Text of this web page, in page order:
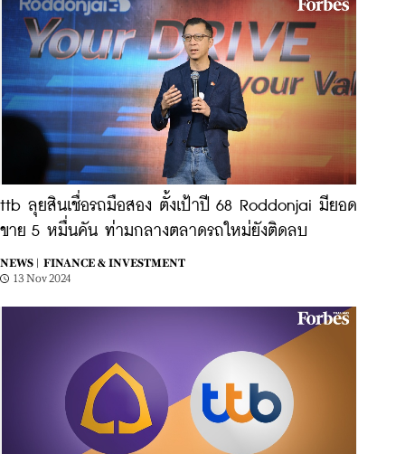
ttb ลุยสินเชื่อรถมือสอง ตั้งเป้าปี 68 Roddonjai มียอด
ขาย 5 หมื่นคัน ท่ามกลางตลาดรถใหม่ยังติดลบ
NEWS |
FINANCE & INVESTMENT
13 Nov 2024